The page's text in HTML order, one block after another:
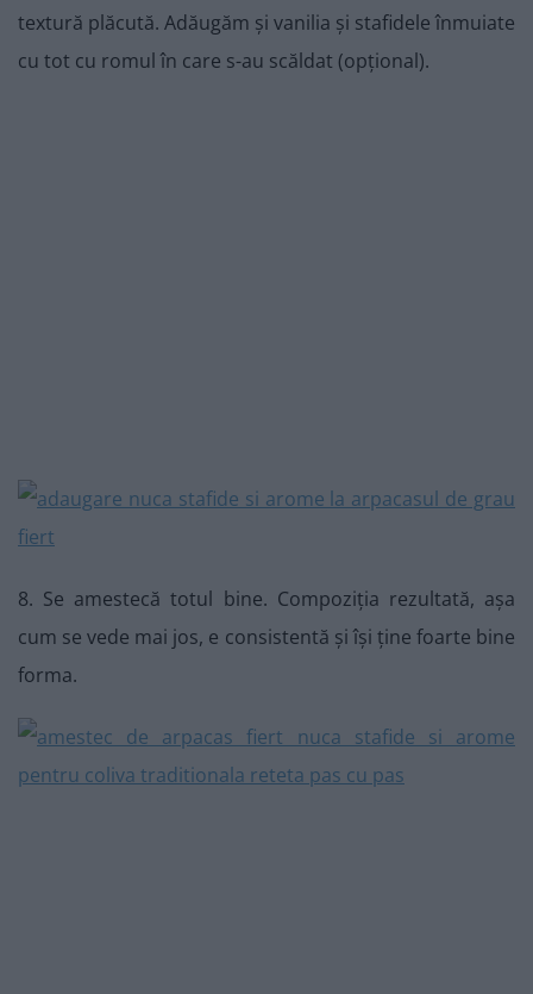
textură plăcută. Adăugăm și vanilia și stafidele înmuiate
cu tot cu romul în care s-au scăldat (opțional).
8. Se amestecă totul bine. Compoziția rezultată, așa
cum se vede mai jos, e consistentă și își ține foarte bine
forma.